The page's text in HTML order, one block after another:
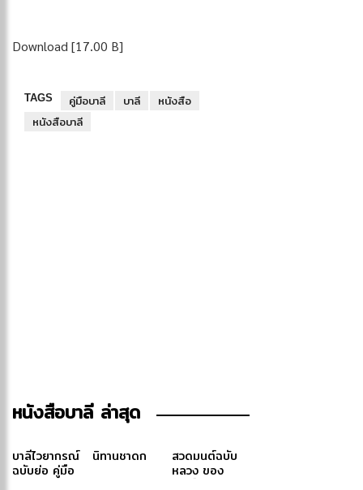
Download [17.00 B]
TAGS คู่มือบาลี บาลี
หนังสือ
หนังสือบาลี
หนังสือบาลี ล่าสุด
บาลีไวยากรณ์
ฉบับย่อ คู่มือ
นิทานชาดก
สวดมนต์ฉบับ
หลวง ของ